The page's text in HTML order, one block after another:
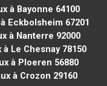
à Bayonne 64100
Eckbolsheim 67201
à Nanterre 92000
Le Chesnay 78150
à Ploeren 56880
à Crozon 29160